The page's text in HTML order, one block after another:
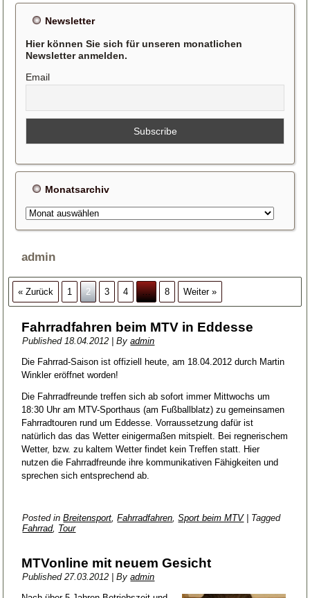
Newsletter
Hier können Sie sich für unseren monatlichen
Newsletter anmelden.
Email
Monatsarchiv
Monatsarchiv
admin
« Zurück 1 2 3 4 … 8 Weiter »
Fahrradfahren beim MTV in Eddesse
Published 18.04.2012 |By admin
Die Fahrrad-Saison ist offiziell heute, am 18.04.2012 durch Martin
Winkler eröffnet worden!
Die Fahrradfreunde treffen sich ab sofort immer Mittwochs um
18:30 Uhr am MTV-Sporthaus (am Fußballblatz) zu gemeinsamen
Fahrradtouren rund um Eddesse. Vorraussetzung dafür ist
natürlich das das Wetter einigermaßen mitspielt. Bei regnerischem
Wetter, bzw. zu kaltem Wetter findet kein Treffen statt. Hier
nutzen die Fahrradfreunde ihre kommunikativen Fähigkeiten und
sprechen sich entsprechend ab.
Posted in Breitensport,Fahrradfahren,Sport beim MTV| Tagged
Fahrrad, Tour
MTVonline mit neuem Gesicht
Published 27.03.2012 |By admin